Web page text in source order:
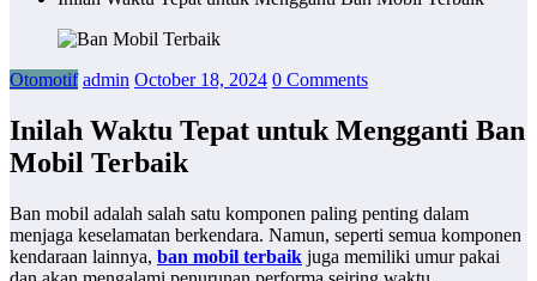
Otomotif admin October 18, 2024 0 Comments
Inilah Waktu Tepat untuk Mengganti Ban
Mobil Terbaik
Ban mobil adalah salah satu komponen paling penting dalam
menjaga keselamatan berkendara. Namun, seperti semua komponen
kendaraan lainnya, ban mobil terbaik juga memiliki umur pakai